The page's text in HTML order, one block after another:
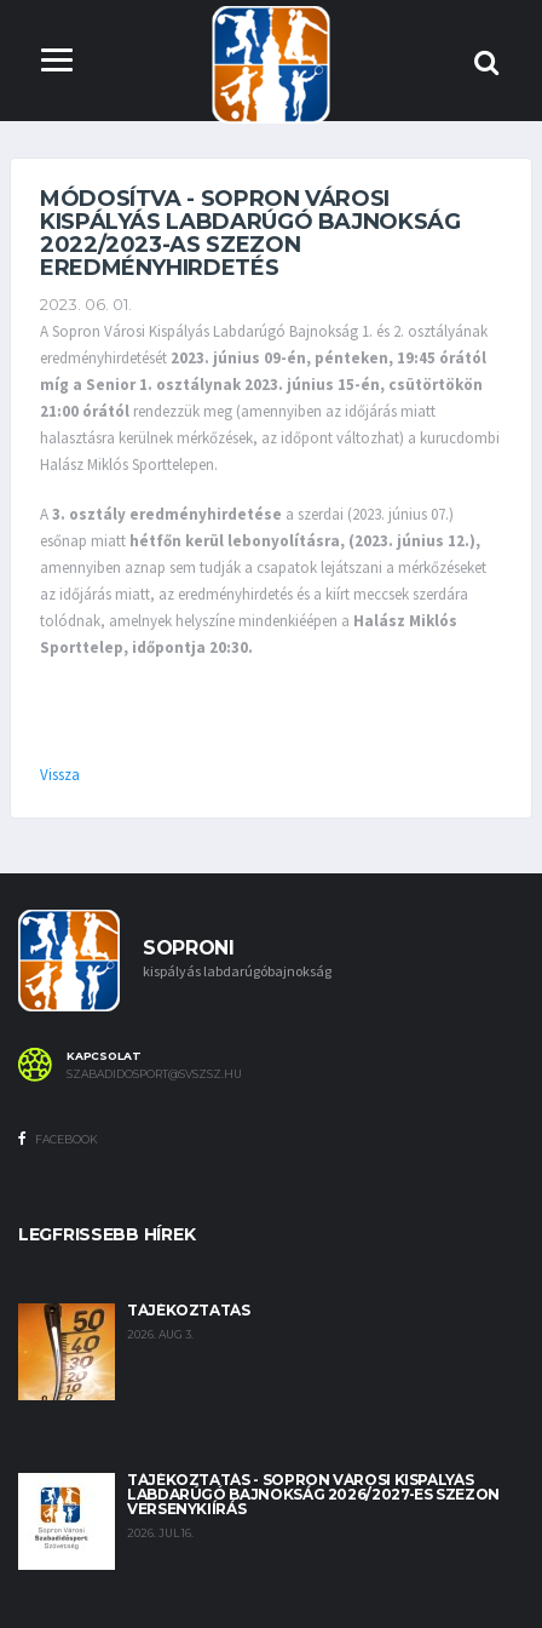
MÓDOSÍTVA - SOPRON VÁROSI
KISPÁLYÁS LABDARÚGÓ BAJNOKSÁG
2022/2023-AS SZEZON
EREDMÉNYHIRDETÉS
2023. 06. 01.
A Sopron Városi Kispályás Labdarúgó Bajnokság 1. és 2. osztályának
eredményhirdetését 2023. június 09-én, pénteken, 19:45 órától
míg a Senior 1. osztálynak 2023. június 15-én, csütörtökön
21:00 órától rendezzük meg (amennyiben az időjárás miatt
halasztásra kerülnek mérkőzések, az időpont változhat) a kurucdombi
Halász Miklós Sporttelepen.
A3. osztály eredményhirdetése a szerdai (2023. június 07.)
esőnap miatt hétfőn kerül lebonyolításra, (2023. június 12.),
amennyiben aznap sem tudják a csapatok lejátszani a mérkőzéseket
az időjárás miatt, az eredményhirdetés és a kiírt meccsek szerdára
tolódnak, amelnyek helyszíne mindenkiéépen a Halász Miklós
Sporttelep, időpontja 20:30.
Vissza
SOPRONI
kispályás labdarúgóbajnokság
KAPCSOLAT
SZABADIDOSPORT@SVSZSZ.HU
FACEBOOK
LEGFRISSEBB HÍREK
TÁJÉKOZTATÁS
2026. AUG 3.
TÁJÉKOZTATÁS - SOPRON VÁROSI KISPÁLYÁS
LABDARÚGÓ BAJNOKSÁG 2026/2027-ES SZEZON
VERSENYKIÍRÁS
2026. JUL 16.